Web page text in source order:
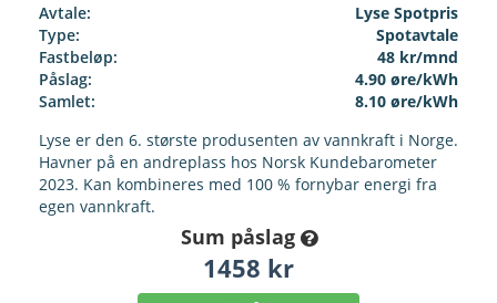
Avtale:
Lyse Spotpris
Type:
Spotavtale
Fastbeløp:
48 kr/mnd
Påslag:
4.90 øre/kWh
Samlet:
8.10 øre/kWh
Lyse er den 6. største produsenten av vannkraft i Norge.
Havner på en andreplass hos Norsk Kundebarometer
2023. Kan kombineres med 100 % fornybar energi fra
egen vannkraft.
Sum påslag
1458 kr